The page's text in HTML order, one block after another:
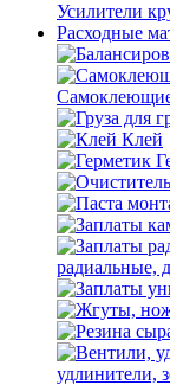
Усилители
Расходные
Клей
радиальные,
удлинители,